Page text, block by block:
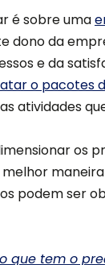
é sobre uma
dono da
e da
o pacotes
atividades
os
podem ser
que tem o